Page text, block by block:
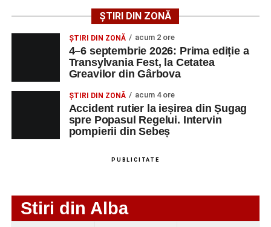
LMV
TELEFON/E-
Technology Srl
OPERATOR LA
MASINI-UNELTE
CU COMANDA
NUMERICA
1 0752826367
Ultimele știri din Sebeș
ȘTIRI DIN ZONĂ
ȘTIRI DIN ZONĂ acum 2 ore
4–6 septembrie 2026: Prima ediție a
Transylvania Fest, la Cetatea
Greavilor din Gârbova
ȘTIRI DIN ZONĂ acum 4 ore
Accident rutier la ieșirea din Șugag
spre Popasul Regelui. Intervin
pompierii din Sebeș
PUBLICITATE
Stiri din Alba